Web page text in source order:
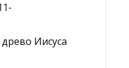
древо Иисуса